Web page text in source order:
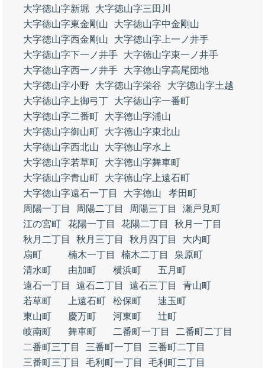
大字徳山字新堀
大字徳山字三田川
大字徳山字東金剛山
大字徳山字中金剛山
大字徳山字西金剛山
大字徳山字上一ノ井手
大字徳山字下一ノ井手
大字徳山字東一ノ井手
大字徳山字西一ノ井手
大字徳山字高尾団地
大字徳山字小野
大字徳山字栄谷
大字徳山字土越
大字徳山字上御弓丁
大字徳山字一番町
大字徳山字二番町
大字徳山字浦山
大字徳山字御山町
大字徳山字東北山
大字徳山字西北山
大字徳山字水上
大字徳山字若草町
大字徳山字舞車町
大字徳山字青山町
大字徳山字上遠石町
大字徳山字遠石一丁目
大字徳山
孝田町
周陽一丁目
周陽二丁目 周陽三丁目
瀬戸見町
江の宮町
花陽一丁目 花陽二丁目
秋月一丁目
秋月二丁目
秋月三丁目 秋月四丁目
大内町
扇町
楠木一丁目 楠木二丁目
泉原町
清水町
由加町 横浜町
五月町
遠石一丁目
遠石二丁目 遠石三丁目
青山町
若草町
上遠石町 松保町
速玉町
東山町
慶万町 河東町
辻町
岐南町
舞車町 二番町一丁目
二番町二丁目
二番町三丁目
三番町一丁目
三番町二丁目
三番町三丁目
毛利町一丁目
毛利町二丁目